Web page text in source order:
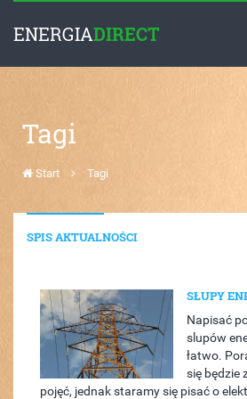
ENERGIADIRECT
Tagi
Start Tagi
SPIS AKTUALNOŚCI
SŁUPY
Napisać
slupów
łatwo.
się będzie
pojęć, jednak staramy się pisać o